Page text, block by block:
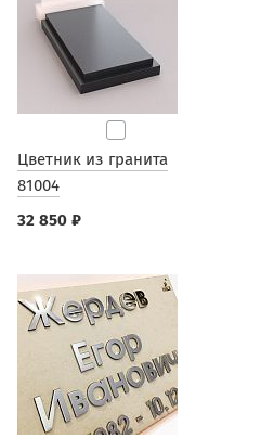
Цветник из гранита
81004
32 850 ₽